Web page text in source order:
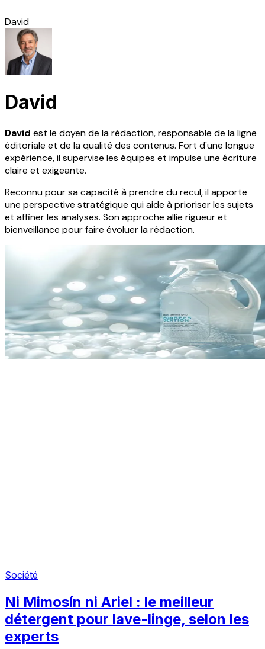
David
David
David est le doyen de la rédaction, responsable de la ligne
éditoriale et de la qualité des contenus. Fort d'une longue
expérience, il supervise les équipes et impulse une écriture
claire et exigeante.
Reconnu pour sa capacité à prendre du recul, il apporte
une perspective stratégique qui aide à prioriser les sujets
et affiner les analyses. Son approche allie rigueur et
bienveillance pour faire évoluer la rédaction.
Société
Ni Mimosín ni Ariel : le meilleur
détergent pour lave-linge, selon les
experts